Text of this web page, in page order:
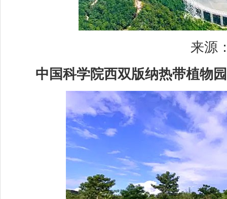
来源：
中国科学院西双版纳热带植物园